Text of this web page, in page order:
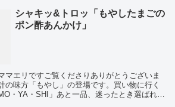
シャキッ&トロッ「もやしたまごの
ポン酢あんかけ」
マエリですご覧くださりありがとうございま
の味方「もやし」の登場です。買い物に行く
・YA・SHI」あと一品、迷ったとき選ばれる